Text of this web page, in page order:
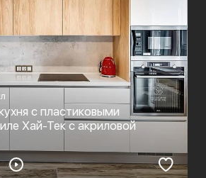
с пластиковыми
Хай-Тек c акриловой